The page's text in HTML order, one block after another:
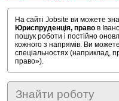
На сайті Jobsite ви можете
Юриспруденція, право в
пошук роботи і постійно
кожного з напрямів. Ви
спеціальностях (наприклад,
право»).
Знайти роботу